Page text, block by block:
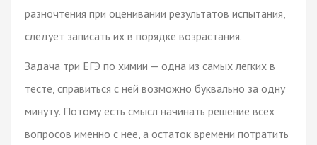
разночтения при оценивании результатов испытания,
следует записать их в порядке возрастания.
Задача три ЕГЭ по химии — одна из самых легких в
тесте, справиться с ней возможно буквально за одну
минуту. Потому есть смысл начинать решение всех
вопросов именно с нее, а остаток времени потратить